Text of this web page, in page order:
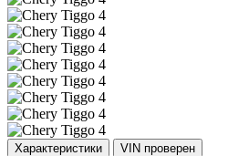
Характеристики VIN проверен